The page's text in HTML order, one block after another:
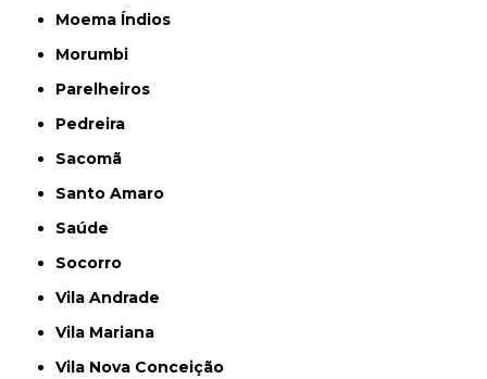
Moema Índios
Morumbi
Parelheiros
Pedreira
Sacomã
Santo Amaro
Saúde
Socorro
Vila Andrade
Vila Mariana
Vila Nova Conceição